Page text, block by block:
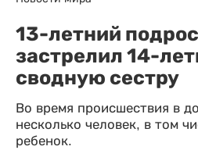
13-летний
застрелил 14-
сводную сестру
Во время происшествия в
несколько человек, в том
ребенок.